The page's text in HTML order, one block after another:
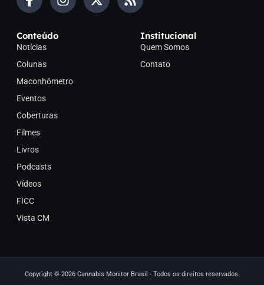
Conteúdo
Notícias
Colunas
Maconhômetro
Eventos
Coberturas
Filmes
Livros
Podcasts
Vídeos
FICC
Vista CM
Institucional
Quem Somos
Contato
Copyright © 2026 Cannabis Monitor Brasil - Todos os direitos reservados.